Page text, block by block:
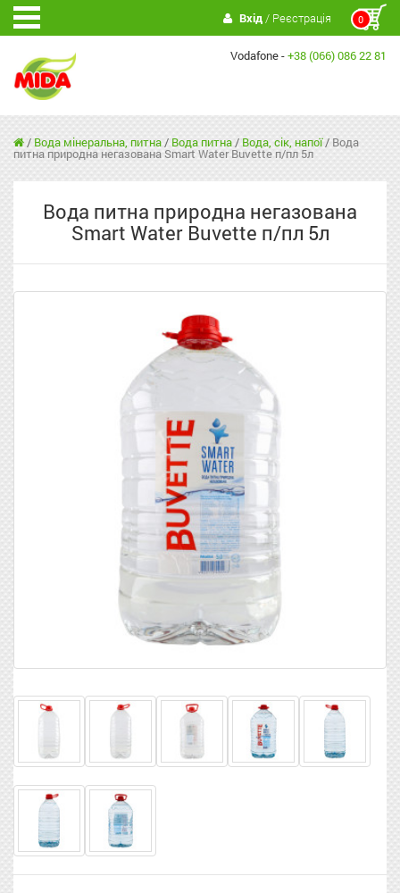
0
Вхід/ Реєстрація
Vodafone -+38 (066) 086 22 81
/ Вода мінеральна, питна/ Вода питна/ Вода, сік, напої/ Вода
питна природна негазована Smart Water Buvette п/пл 5л
Вода питна природна негазована
Smart Water Buvette п/пл 5л